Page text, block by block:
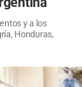
y a los
Honduras,